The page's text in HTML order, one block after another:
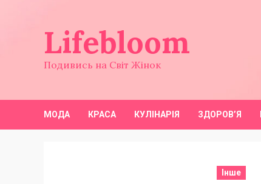
Lifebloom
Подивись на Світ Жінок
МОДА КРАСА КУЛІНАРІЯ ЗДОРОВ’Я
Інше